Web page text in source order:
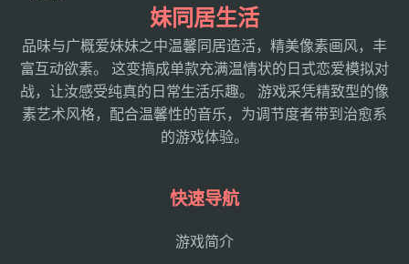
妹同居生活
品味与广概爱妹妹之中温馨同居造活，精美像素画风，丰
富互动欲素。 这变搞成单款充满温情状的日式恋爱模拟对
战，让汝感受纯真的日常生活乐趣。 游戏采凭精致型的像
素艺术风格，配合温馨性的音乐，为调节度者带到治愈系
的游戏体验。
快速导航
游戏简介